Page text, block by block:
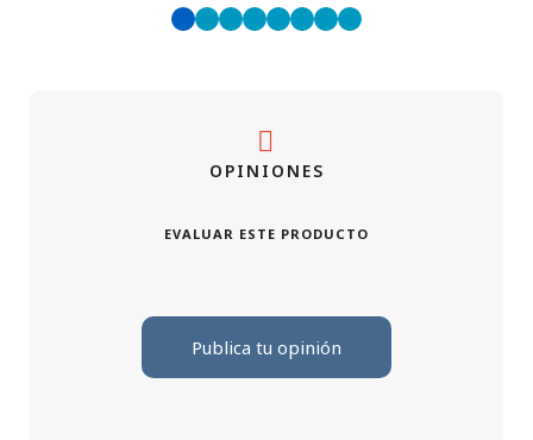
OPINIONES
EVALUAR ESTE PRODUCTO
Publica tu opinión